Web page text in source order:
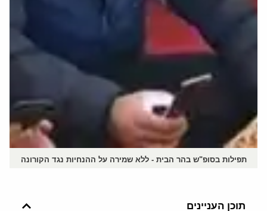
תפילות בסופ"ש בהר הבית - ללא שמירה על ההנחיות נגד הקורונה
תוכן העניינים